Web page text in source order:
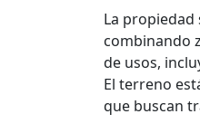
La propiedad
combinando
de usos,
El terreno
que buscan